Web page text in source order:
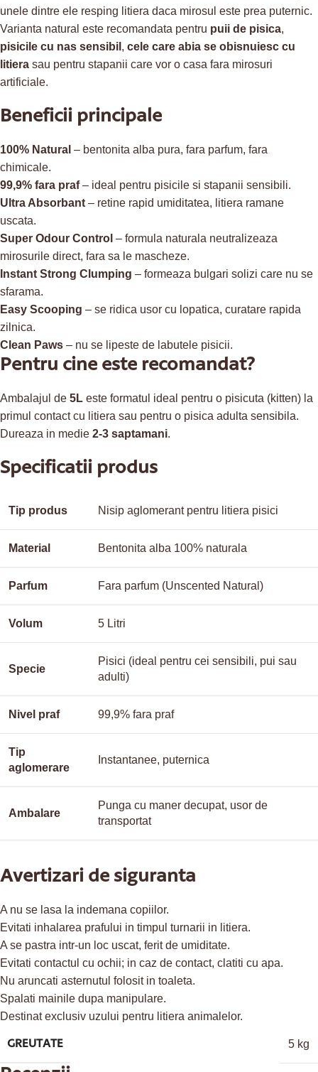
unele dintre ele resping litiera daca mirosul este prea puternic.
Varianta natural este recomandata pentru puii de pisica,
pisicile cu nas sensibil , cele care abia se obisnuiesc cu
litiera sau pentru stapanii care vor o casa fara mirosuri
artificiale.
Beneficii principale
100% Natural – bentonita alba pura, fara parfum, fara
chimicale.
99,9% fara praf– ideal pentru pisicile si stapanii sensibili.
Ultra Absorbant – retine rapid umiditatea, litiera ramane
uscata.
Super Odour Control – formula naturala neutralizeaza
mirosurile direct, fara sa le mascheze.
Instant Strong Clumping – formeaza bulgari solizi care nu se
sfarama.
Easy Scooping – se ridica usor cu lopatica, curatare rapida
zilnica.
Clean Paws – nu se lipeste de labutele pisicii.
Pentru cine este recomandat?
Ambalajul de 5L este formatul ideal pentru o pisicuta (kitten) la
primul contact cu litiera sau pentru o pisica adulta sensibila.
Dureaza in medie 2-3 saptamani.
Specificatii produs
Tip produs Nisip aglomerant pentru litiera pisici
Material Bentonita alba 100% naturala
Parfum Fara parfum (Unscented Natural)
Volum 5 Litri
Specie
Pisici (ideal pentru cei sensibili, pui sau
adulti)
Nivel praf 99,9% fara praf
Tip
aglomerare
Instantanee, puternica
Ambalare
Punga cu maner decupat, usor de
transportat
Avertizari de siguranta
A nu se lasa la indemana copiilor.
Evitati inhalarea prafului in timpul turnarii in litiera.
A se pastra intr-un loc uscat, ferit de umiditate.
Evitati contactul cu ochii; in caz de contact, clatiti cu apa.
Nu aruncati asternutul folosit in toaleta.
Spalati mainile dupa manipulare.
Destinat exclusiv uzului pentru litiera animalelor.
GREUTATE 5 kg